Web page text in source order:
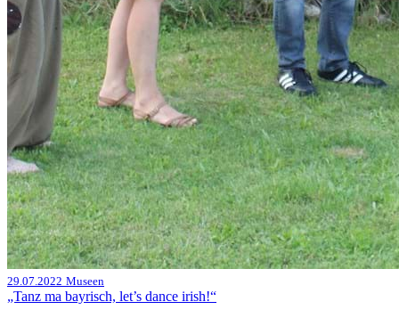
29.07.2022 Museen
„Tanz ma bayrisch, let’s dance irish!“